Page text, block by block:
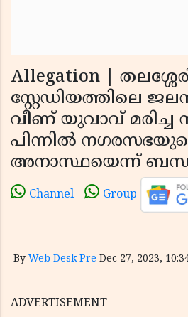
Allegation |
സ്റ്റേഡിയത്തിലെ
വീണ് യുവാവ് മരിച്ച
പിന്നില്‍
അനാസ്ഥയെന്ന്
Channel Group
By Web Desk Pre Dec 27, 2023,
ADVERTISEMENT